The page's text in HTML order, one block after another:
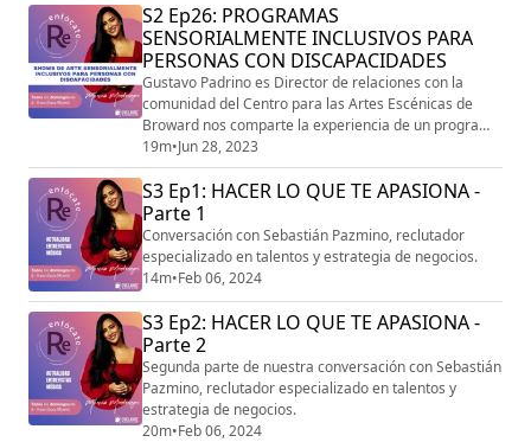
S2 Ep26: PROGRAMAS
SENSORIALMENTE INCLUSIVOS PARA
PERSONAS CON DISCAPACIDADES
Gustavo Padrino es Director de relaciones con la
comunidad del Centro para las Artes Escénicas de
Broward nos comparte la experiencia de un programa
sensorialmente inclusivo que ofrecen dirigido a
personas con discapacidades o algún tipo de
condición.
19m•Jun 28, 2023
S3 Ep1: HACER LO QUE TE APASIONA -
Parte 1
Conversación con Sebastián Pazmino, reclutador
especializado en talentos y estrategia de negocios.
14m•Feb 06, 2024
S3 Ep2: HACER LO QUE TE APASIONA -
Parte 2
Segunda parte de nuestra conversación con Sebastián
Pazmino, reclutador especializado en talentos y
estrategia de negocios.
20m•Feb 06, 2024